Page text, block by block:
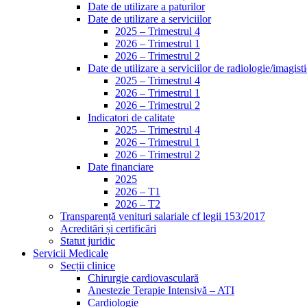
Date de utilizare a paturilor
Date de utilizare a serviciilor
2025 – Trimestrul 4
2026 – Trimestrul 1
2026 – Trimestrul 2
Date de utilizare a serviciilor de radiologie/
2025 – Trimestrul 4
2026 – Trimestrul 1
2026 – Trimestrul 2
Indicatori de calitate
2025 – Trimestrul 4
2026 – Trimestrul 1
2026 – Trimestrul 2
Date financiare
2025
2026 – T1
2026 – T2
Transparență venituri salariale cf legii 153/2017
Acreditări și certificări
Statut juridic
Servicii Medicale
Secții clinice
Chirurgie cardiovasculară
Anestezie Terapie Intensivă – ATI
Cardiologie